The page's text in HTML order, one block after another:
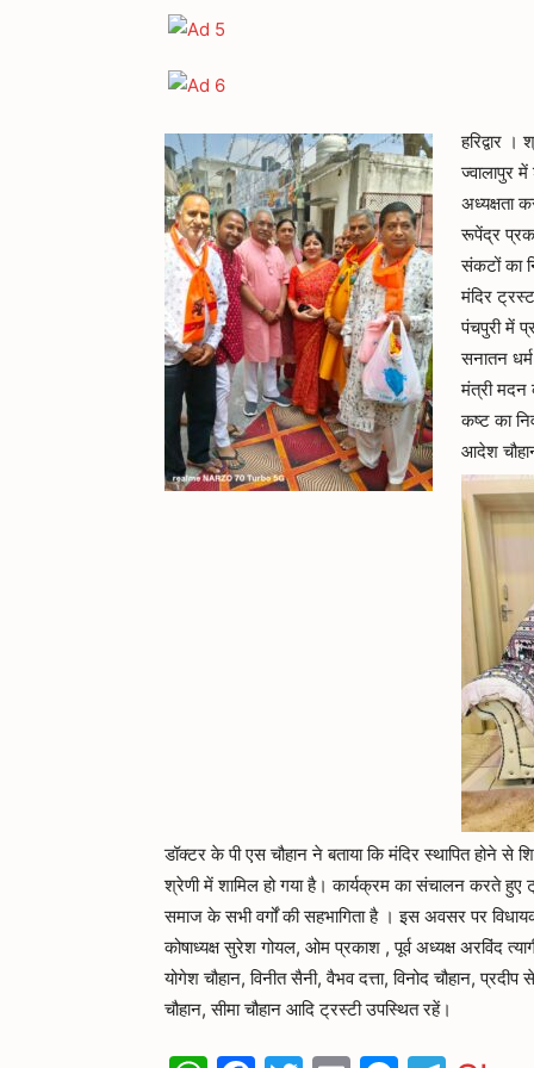
हरिद्वार
ज्वालापुर
अध्यक्षता
रूपेंद्र
संकटों का
मंदिर
पंचपुरी में
सनातन
मंत्री मदन
कष्ट का
आदेश
डॉक्टर के पी एस चौहान ने बताया कि मंदिर स्थापित होने से
श्रेणी में शामिल हो गया है। कार्यक्रम का संचालन करते
समाज के सभी वर्गों की सहभागिता है । इस अवसर पर
कोषाध्यक्ष सुरेश गोयल, ओम प्रकाश , पूर्व अध्यक्ष अरविंद
योगेश चौहान, विनीत सैनी, वैभव दत्ता, विनोद चौहान,
चौहान, सीमा चौहान आदि ट्रस्टी उपस्थित रहें।